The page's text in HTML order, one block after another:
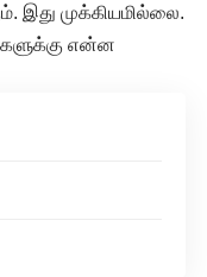
இது முக்கியமில்லை.
என்ன